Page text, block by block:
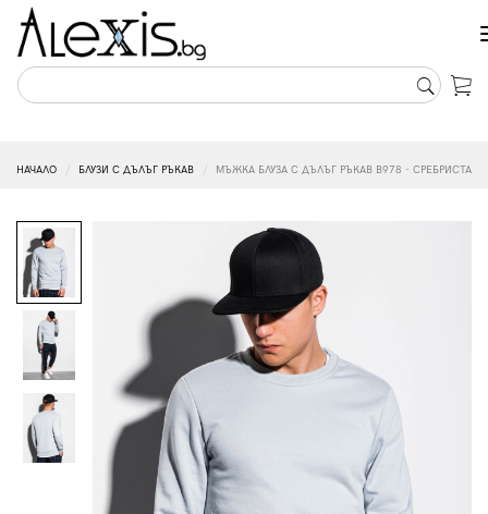
НАЧАЛО БЛУЗИ С ДЪЛЪГ РЪКАВ МЪЖКА БЛУЗА С ДЪЛЪГ РЪКАВ B978 - СРЕБРИСТА